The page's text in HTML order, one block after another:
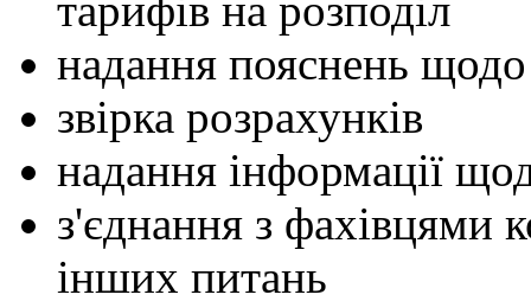
надання пояснень
звірка розрахунків
надання інформації
з'єднання з фахівцями
інших питань